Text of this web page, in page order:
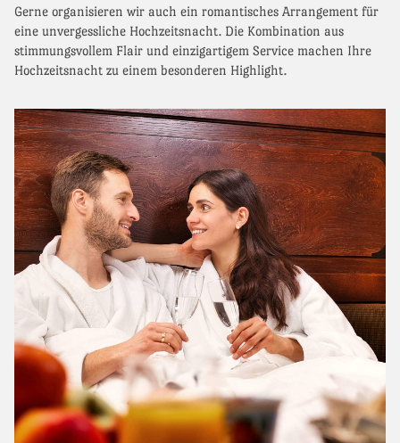
Gerne organisieren wir auch ein romantisches Arrangement für
eine unvergessliche Hochzeitsnacht. Die Kombination aus
stimmungsvollem Flair und einzigartigem Service machen Ihre
Hochzeitsnacht zu einem besonderen Highlight.